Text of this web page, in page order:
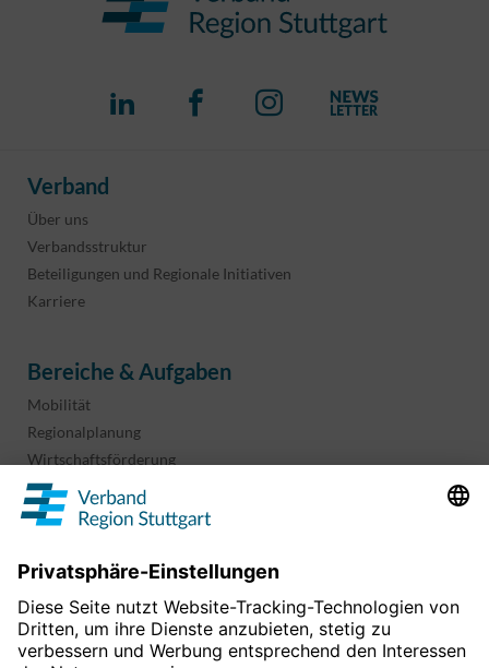
Verband
Über uns
Verbandsstruktur
Beteiligungen und Regionale Initiativen
Karriere
Bereiche & Aufgaben
Mobilität
Regionalplanung
Wirtschaftsförderung
Sport und Kultur
Projekte & Programme
Informationen & Downloads